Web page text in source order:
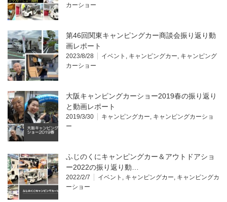
カーショー
第46回関東キャンピングカー商談会振り返り動
画レポート
2023/8/28 イベント , キャンピングカー, キャンピング
カーショー
大阪キャンピングカーショー2019春の振り返り
と動画レポート
2019/3/30 キャンピングカー, キャンピングカーショ
ー
ふじのくにキャンピングカー＆アウトドアショ
ー2022の振り返り動…
2022/2/7 イベント , キャンピングカー, キャンピングカ
ーショー